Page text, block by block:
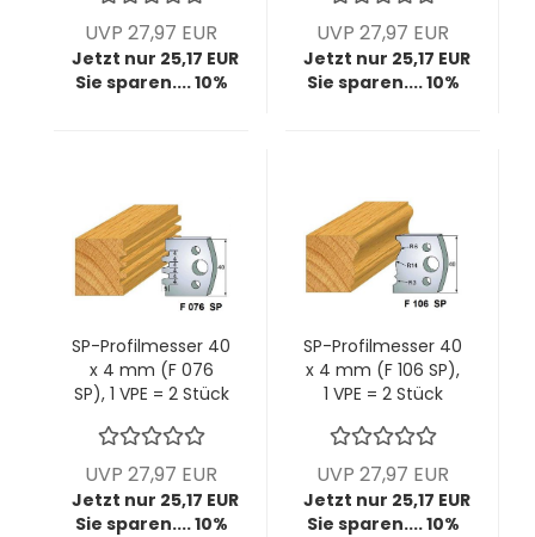
UVP 27,97 EUR
Jetzt nur 25,17 EUR
Sie sparen.... 10%
UVP 27,97 EUR
Jetzt nur 25,17 EUR
Sie sparen.... 10%
SP-Profilmesser 40
x 4 mm (F 076
SP), 1 VPE = 2 Stück
UVP 27,97 EUR
Jetzt nur 25,17 EUR
Sie sparen.... 10%
SP-Profilmesser 40
x 4 mm (F 106 SP),
1 VPE = 2 Stück
UVP 27,97 EUR
Jetzt nur 25,17 EUR
Sie sparen.... 10%